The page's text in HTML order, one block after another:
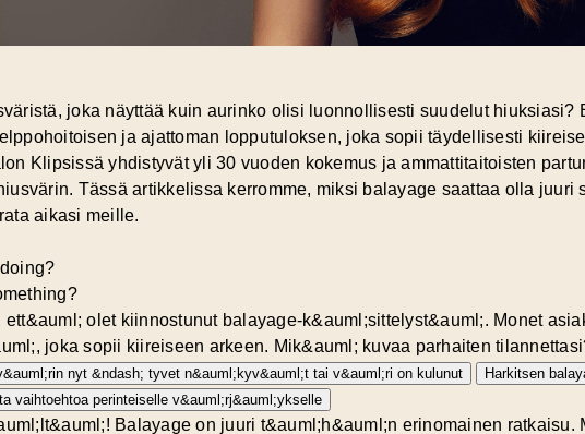
joka näyttää kuin aurinko olisi luonnollisesti suudelut hiuksiasi?
ja ajattoman lopputuloksen, joka sopii täydellisesti
Klipsissä yhdistyvät yli 30 vuoden kokemus ja ammattitaitoisten
Tässä artikkelissa kerromme, miksi balayage saattaa olla juuri
aikasi meille.
ett&auml; olet kiinnostunut balayage-k&auml;sittelyst&auml;. Monet
joka sopii kiireiseen arkeen. Mik&auml; kuvaa parhaiten
nyt &ndash; tyvet n&auml;kyv&auml;t tai v&auml;ri on kulunut
Harkitsen
vaihtoehtoa perinteiselle v&auml;rj&auml;ykselle
Balayage on juuri t&auml;h&auml;n erinomainen